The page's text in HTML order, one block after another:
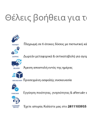
Θέλεις βοήθεια για